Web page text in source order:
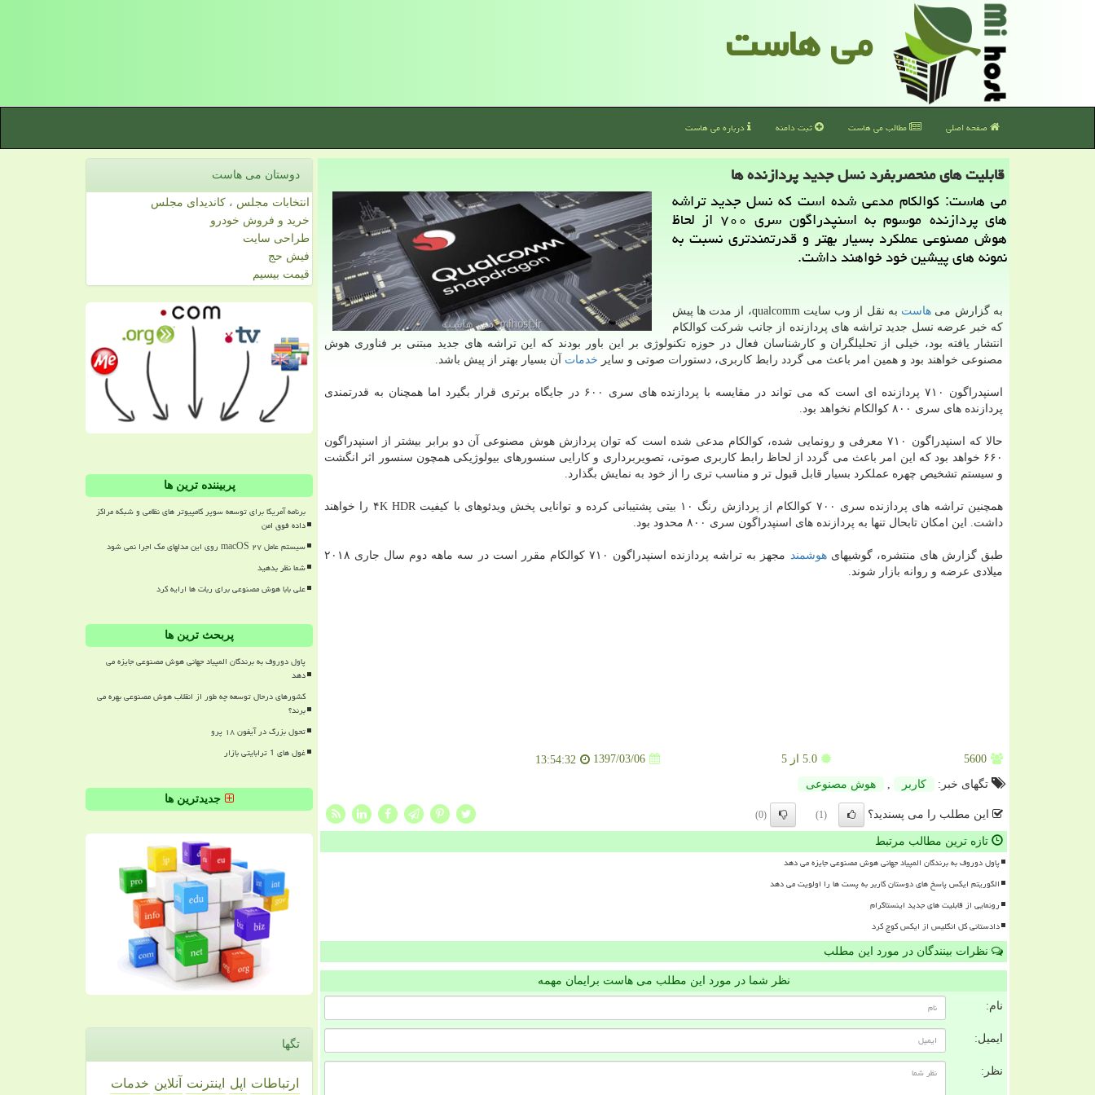
می هاست
صفحه اصلی مطالب می هاست ثبت دامنه درباره می هاست
قابلیت های منحصربفرد نسل جدید پردازنده ها
می هاست: كوالكام مدعی شده است كه نسل جدید تراشه
های پردازنده موسوم به اسنپدراگون سری ۷۰۰ از لحاظ
هوش مصنوعی عملكرد بسیار بهتر و قدرتمندتری نسبت به
نمونه های پیشین خود خواهند داشت.
به گزارش می هاست
به نقل از وب سایت qualcomm، از مدت ها پیش
كه خبر عرضه نسل جدید تراشه های پردازنده از جانب شركت كوالكام
انتشار یافته بود، خیلی از تحلیلگران و كارشناسان فعال در حوزه تكنولوژی بر این باور بودند كه این تراشه های جدید مبتنی بر فناوری هوش
مصنوعی خواهند بود و همین امر باعث می گردد رابط كاربری، دستورات صوتی و سایر خدمات آن بسیار بهتر از پیش باشد.
اسنپدراگون ۷۱۰ پردازنده ای است كه می تواند در مقایسه با پردازنده های سری ۶۰۰ در جایگاه برتری قرار بگیرد اما همچنان به قدرتمندی
پردازنده های سری ۸۰۰ كوالكام نخواهد بود.
حالا كه اسنپدراگون ۷۱۰ معرفی و رونمایی شده، كوالكام مدعی شده است كه توان پردازش هوش مصنوعی آن دو برابر بیشتر از اسنپدراگون
۶۶۰ خواهد بود كه این امر باعث می گردد از لحاظ رابط كاربری صوتی، تصویربرداری و كارایی سنسورهای بیولوژیكی همچون سنسور اثر انگشت
و سیستم تشخیص چهره عملكرد بسیار قابل قبول تر و مناسب تری را از خود به نمایش بگذارد.
همچنین تراشه های پردازنده سری ۷۰۰ كوالكام از پردازش رنگ ۱۰ بیتی پشتیبانی كرده و توانایی پخش ویدئوهای با كیفیت ۴K HDR را خواهند
داشت. این امكان تابحال تنها به پردازنده های اسنپدراگون سری ۸۰۰ محدود بود.
طبق گزارش های منتشره، گوشیهایهوشمند
مجهز به تراشه پردازنده اسنپدراگون ۷۱۰ كوالكام مقرر است در سه ماهه دوم سال جاری ۲۰۱۸
میلادی عرضه و روانه بازار شوند.
5600
5.0از 5 1397/03/06
13:54:32
تگهای خبر:
كاربر هوش مصنوعی
این مطلب را می پسندید؟ (1)
(0)
تازه ترین مطالب مرتبط
پاول دوروف به برندگان المپیاد جهانی هوش مصنوعی جایزه می دهد
الگوریتم ایکس پاسخ های دوستان کاربر به پست ها را اولویت می دهد
رونمایی از قابلیت های جدید اینستاگرام
دادستانی کل انگلیس از ایکس کوچ کرد
نظرات بینندگان در مورد این مطلب
نظر شما در مورد این مطلب می هاست برایمان مهمه
نام:
ایمیل:
نظر:
دوستان می هاست
انتخابات مجلس ، کاندیدای مجلس
خرید و فروش خودرو
طراحی سایت
فیش حج
قیمت بیسیم
پربیننده ترین ها
برنامه آمریکا برای توسعه سوپر کامپیوتر های نظامی و شبکه مراکز
داده فوق امن
سیستم عامل macOS ۲۷ روی این مدلهای مک اجرا نمی شود
شما نظر بدهید
علی بابا هوش مصنوعی برای ربات ها ارایه کرد
پربحث ترین ها
پاول دوروف به برندگان المپیاد جهانی هوش مصنوعی جایزه می
دهد
کشورهای درحال توسعه چه طور از انقلاب هوش مصنوعی بهره می
برند؟
تحول بزرگ در آیفون ۱۸ پرو
غول های 1 ترابایتی بازار
جدیدترین ها
تگها
ارتباطات اپل اینترنت آنلاین خدمات